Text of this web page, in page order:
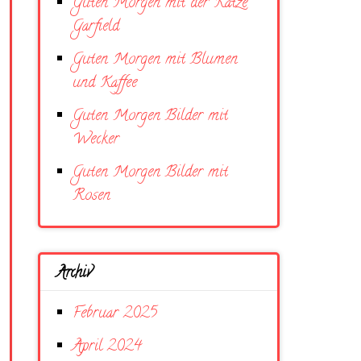
Garfield
Guten Morgen mit Blumen
und Kaffee
Guten Morgen Bilder mit
Wecker
Guten Morgen Bilder mit
Rosen
Archiv
Februar 2025
April 2024